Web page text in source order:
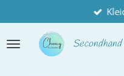
Hauptinhalt
springen
Secondhand